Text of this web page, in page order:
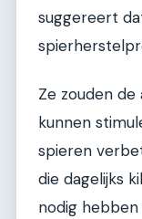
suggereert
Ze zouden
kunnen
spieren
die dagelijks
nodig